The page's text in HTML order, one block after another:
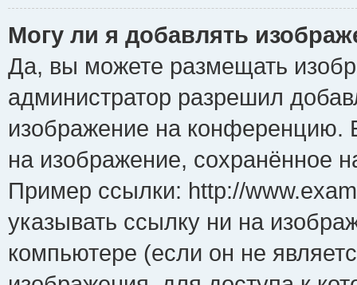
Могу ли я добавлять
Да, вы можете размещать
администратор разрешил
изображение на конференцию.
на изображение, сохранённое
Пример ссылки: http://
указывать ссылку ни на
компьютере (если он не